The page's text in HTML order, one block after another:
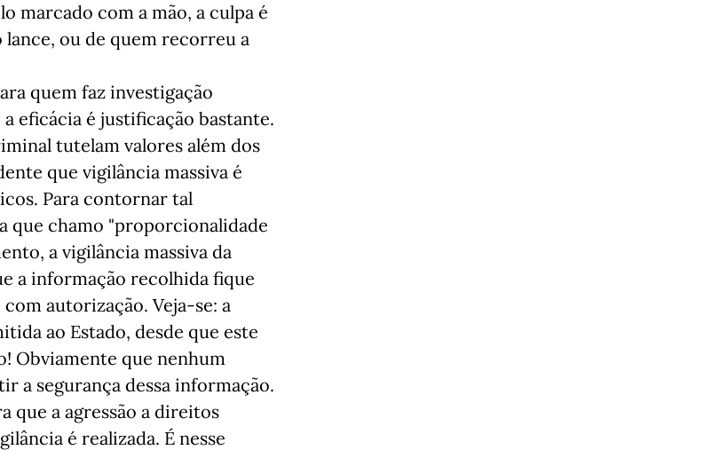
marcado com a mão, a culpa é
lance, ou de quem recorreu a
quem faz investigação
eficácia é justificação bastante.
tutelam valores além dos
que vigilância massiva é
Para contornar tal
que chamo "proporcionalidade
a vigilância massiva da
a informação recolhida fique
autorização. Veja-se: a
ao Estado, desde que este
Obviamente que nenhum
a segurança dessa informação.
que a agressão a direitos
é realizada. É nesse